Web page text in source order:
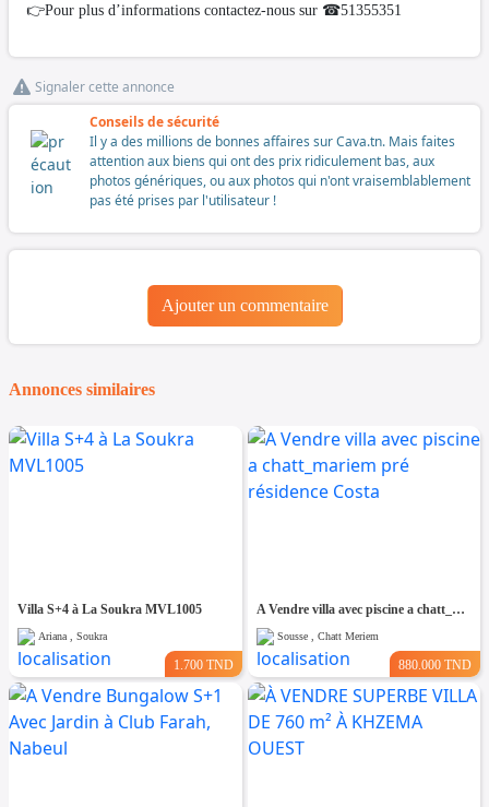
👉Pour plus d’informations contactez-nous sur ☎51355351
Signaler cette annonce
Conseils de sécurité
Il y a des millions de bonnes affaires sur Cava.tn. Mais faites
attention aux biens qui ont des prix ridiculement bas, aux
photos génériques, ou aux photos qui n'ont vraisemblablement
pas été prises par l'utilisateur !
Ajouter un commentaire
Annonces similaires
Villa S+4 à La Soukra MVL1005
Ariana , Soukra
1.700 TND
A Vendre villa avec piscine a chatt_mariem pré résidence Costa
Sousse , Chatt Meriem
880.000 TND